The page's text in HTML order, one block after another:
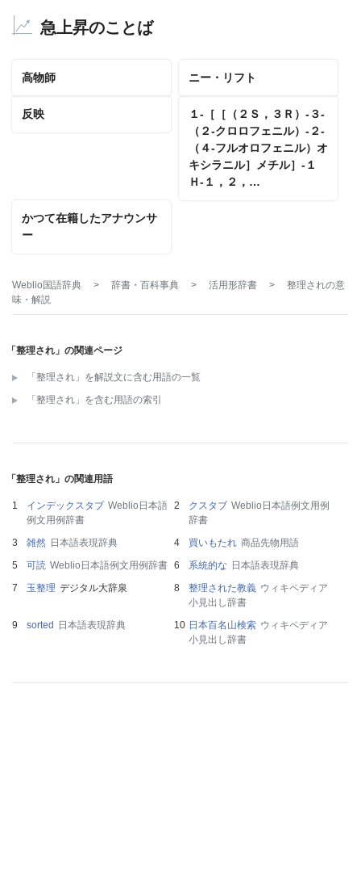
急上昇のことば
高物師 ニー・リフト
反映
１‐［［（２Ｓ，３Ｒ）‐３‐
（２‐クロロフェニル）‐２‐
（４‐フルオロフェニル）オ
キシラニル］メチル］‐１
Ｈ‐１，２，…
かつて在籍したアナウンサ
ー
Weblio国語辞典 > 辞書・百科事典 > 活用形辞書 > 整理されの意
味・解説
「整理され」の関連ページ
「整理され」を解説文に含む用語の一覧
「整理され」を含む用語の索引
「整理され」の関連用語
インデックスタブ Weblio日本語
例文用例辞書
クスタブ Weblio日本語例文用例
辞書
雑然 日本語表現辞典 買いもたれ 商品先物用語
可読 Weblio日本語例文用例辞書 系統的な 日本語表現辞典
玉整理 デジタル大辞泉 整理された教義 ウィキペディア
小見出し辞書
sorted
日本語表現辞典 日本百名山検索 ウィキペディア
小見出し辞書